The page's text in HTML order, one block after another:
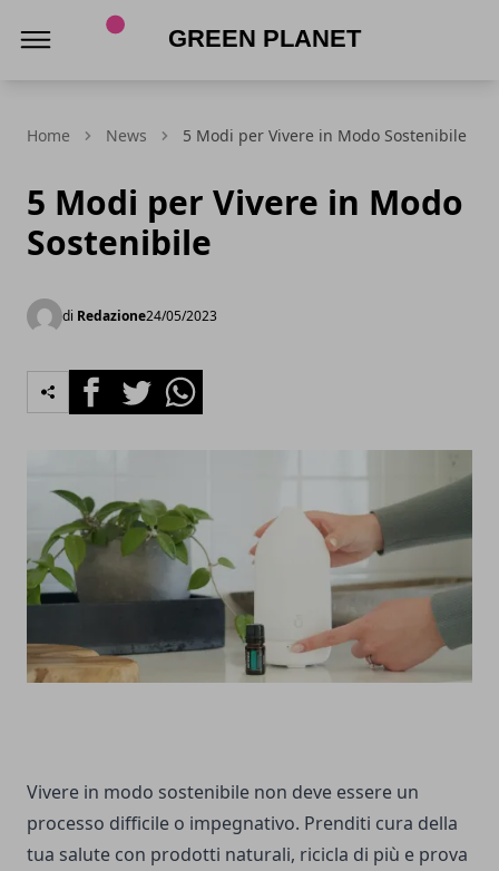
Home News 5 Modi per Vivere in Modo Sostenibile
5 Modi per Vivere in Modo
Sostenibile
di Redazione24/05/2023
FacebookTwitterWhatsapp
Vivere in modo sostenibile non deve essere un
processo difficile o impegnativo. Prenditi cura della
tua salute con prodotti naturali, ricicla di più e prova